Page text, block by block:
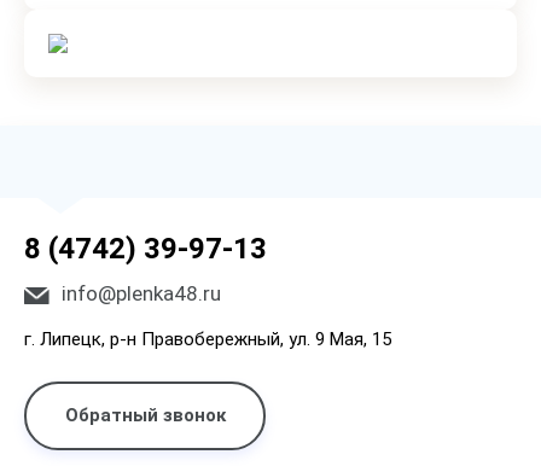
8 (4742) 39-97-13
info@plenka48.ru
г. Липецк, р-н Правобережный, ул. 9 Мая, 15
Обратный звонок